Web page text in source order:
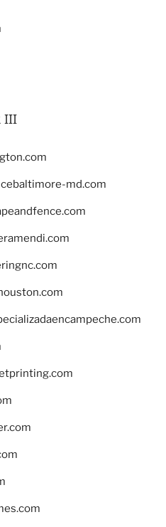
III
md.com